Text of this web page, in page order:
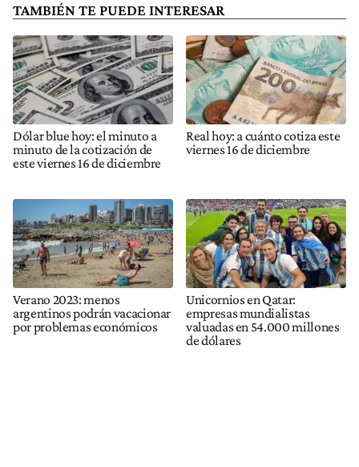
TAMBIÉN TE PUEDE INTERESAR
Dólar blue hoy: el minuto a
minuto de la cotización de
este viernes 16 de diciembre
Real hoy: a cuánto cotiza este
viernes 16 de diciembre
Verano 2023: menos
argentinos podrán vacacionar
por problemas económicos
Unicornios en Qatar:
empresas mundialistas
valuadas en 54.000 millones
de dólares